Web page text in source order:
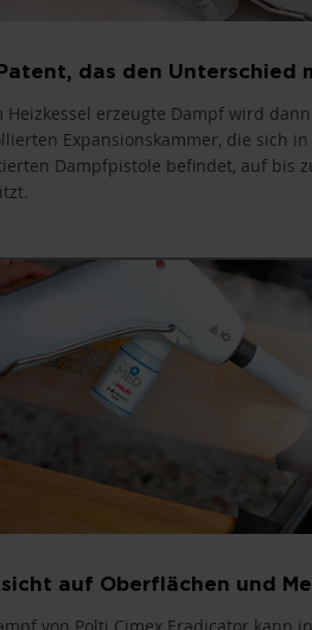
das den Unterschied
Heizkessel erzeugte Dampf wird
Expansionskammer, die sich in
Dampfpistole befindet, auf bis
auf Oberflächen und
von Polti Cimex Eradicator kann